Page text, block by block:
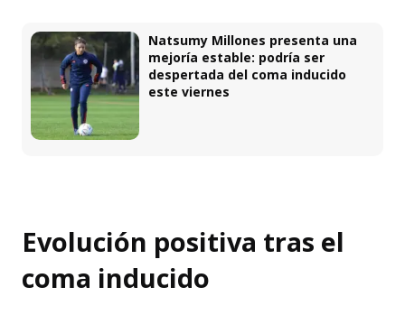
Natsumy Millones presenta una
mejoría estable: podría ser
despertada del coma inducido
este viernes
Evolución positiva tras el
coma inducido